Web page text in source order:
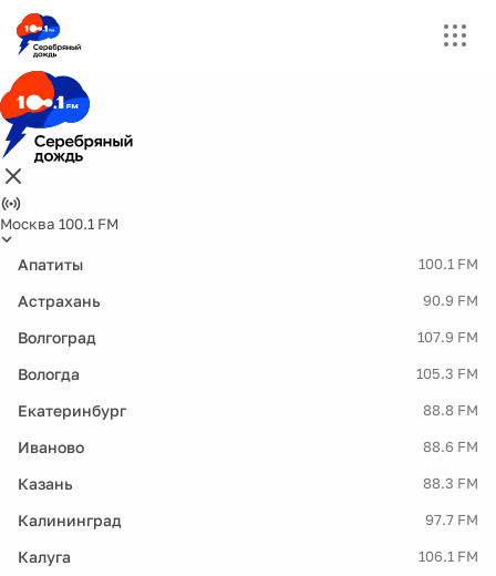
Москва 100.1 FM
Апатиты 100.1 FM
Астрахань 90.9 FM
Волгоград 107.9 FM
Вологда 105.3 FM
Екатеринбург 88.8 FM
Иваново 88.6 FM
Казань 88.3 FM
Калининград 97.7 FM
Калуга 106.1 FM